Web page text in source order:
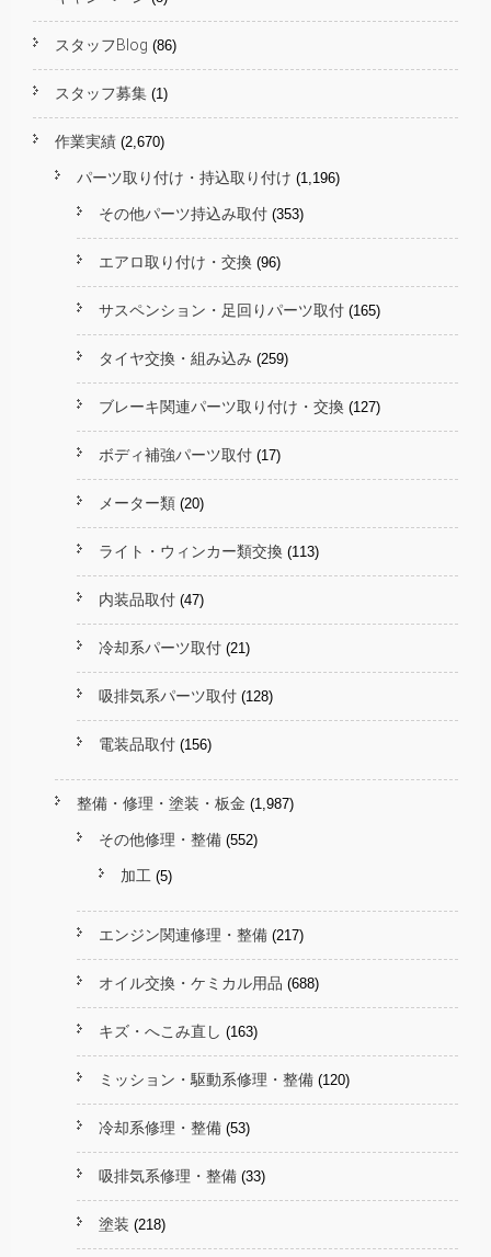
スタッフBlog (86)
スタッフ募集 (1)
作業実績 (2,670)
パーツ取り付け・持込取り付け (1,196)
その他パーツ持込み取付 (353)
エアロ取り付け・交換 (96)
サスペンション・足回りパーツ取付 (165)
タイヤ交換・組み込み (259)
ブレーキ関連パーツ取り付け・交換 (127)
ボディ補強パーツ取付 (17)
メーター類 (20)
ライト・ウィンカー類交換 (113)
内装品取付 (47)
冷却系パーツ取付 (21)
吸排気系パーツ取付 (128)
電装品取付 (156)
整備・修理・塗装・板金 (1,987)
その他修理・整備 (552)
加工 (5)
エンジン関連修理・整備 (217)
オイル交換・ケミカル用品 (688)
キズ・へこみ直し (163)
ミッション・駆動系修理・整備 (120)
冷却系修理・整備 (53)
吸排気系修理・整備 (33)
塗装 (218)